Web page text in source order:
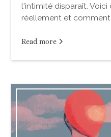
l'intimité disparaît. Voici
réellement et comment
Read more